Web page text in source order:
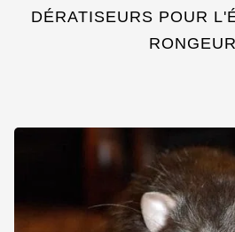
DÉRATISEURS POUR